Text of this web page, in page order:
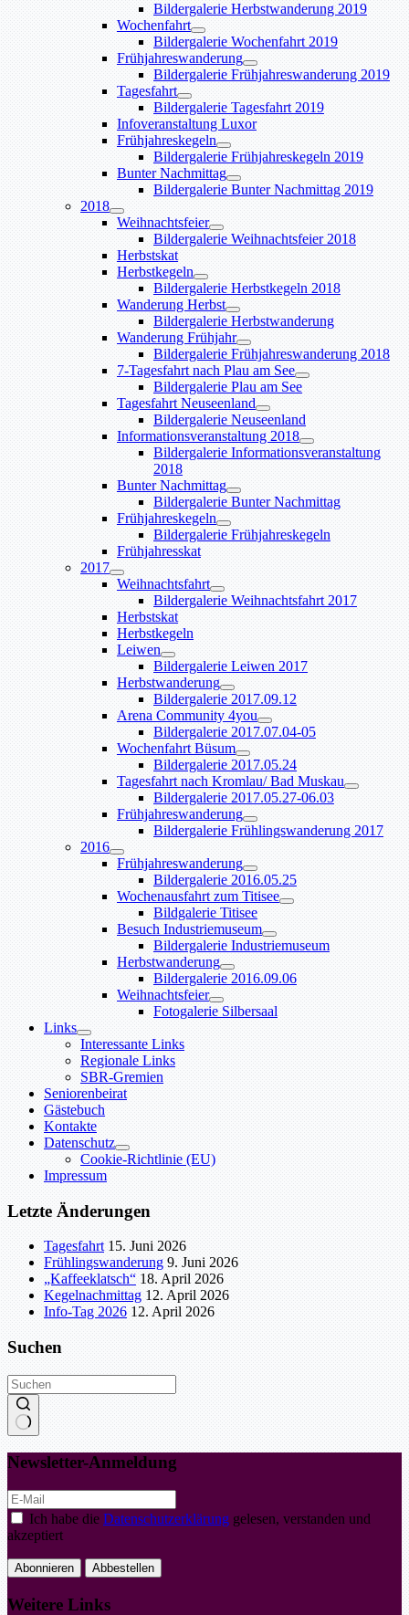
Bildergalerie Herbstwanderung 2019
Wochenfahrt
Bildergalerie Wochenfahrt 2019
Frühjahreswanderung
Bildergalerie Frühjahreswanderung 2019
Tagesfahrt
Bildergalerie Tagesfahrt 2019
Infoveranstaltung Luxor
Frühjahreskegeln
Bildergalerie Frühjahreskegeln 2019
Bunter Nachmittag
Bildergalerie Bunter Nachmittag 2019
2018
Weihnachtsfeier
Bildergalerie Weihnachtsfeier 2018
Herbstskat
Herbstkegeln
Bildergalerie Herbstkegeln 2018
Wanderung Herbst
Bildergalerie Herbstwanderung
Wanderung Frühjahr
Bildergalerie Frühjahreswanderung 2018
7-Tagesfahrt nach Plau am See
Bildergalerie Plau am See
Tagesfahrt Neuseenland
Bildergalerie Neuseenland
Informationsveranstaltung 2018
Bildergalerie Informationsveranstaltung
2018
Bunter Nachmittag
Bildergalerie Bunter Nachmittag
Frühjahreskegeln
Bildergalerie Frühjahreskegeln
Frühjahresskat
2017
Weihnachtsfahrt
Bildergalerie Weihnachtsfahrt 2017
Herbstskat
Herbstkegeln
Leiwen
Bildergalerie Leiwen 2017
Herbstwanderung
Bildergalerie 2017.09.12
Arena Community 4you
Bildergalerie 2017.07.04-05
Wochenfahrt Büsum
Bildergalerie 2017.05.24
Tagesfahrt nach Kromlau/ Bad Muskau
Bildergalerie 2017.05.27-06.03
Frühjahreswanderung
Bildergalerie Frühlingswanderung 2017
2016
Frühjahreswanderung
Bildergalerie 2016.05.25
Wochenausfahrt zum Titisee
Bildgalerie Titisee
Besuch Industriemuseum
Bildergalerie Industriemuseum
Herbstwanderung
Bildergalerie 2016.09.06
Weihnachtsfeier
Fotogalerie Silbersaal
Links
Interessante Links
Regionale Links
SBR-Gremien
Seniorenbeirat
Gästebuch
Kontakte
Datenschutz
Cookie-Richtlinie (EU)
Impressum
Letzte Änderungen
Tagesfahrt 15. Juni 2026
Frühlingswanderung 9. Juni 2026
„Kaffeeklatsch“ 18. April 2026
Kegelnachmittag 12. April 2026
Info-Tag 2026 12. April 2026
Suchen
Ergebnisse
Newsletter-Anmeldung
Ich habe die Datenschutzerklärung gelesen, verstanden und
akzeptiert
Abonnieren Abbestellen
Weitere Links